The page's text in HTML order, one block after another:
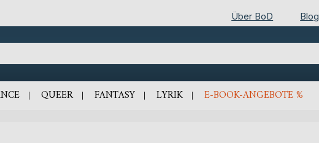
Über BoD Blog
QUEER FANTASY LYRIK E-BOOK-ANGEBOTE %